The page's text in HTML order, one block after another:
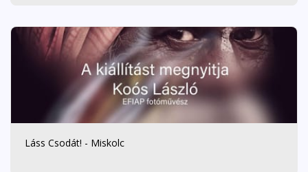
Láss Csodát! - Miskolc